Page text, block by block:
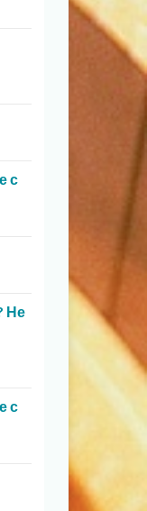
с
Не
с